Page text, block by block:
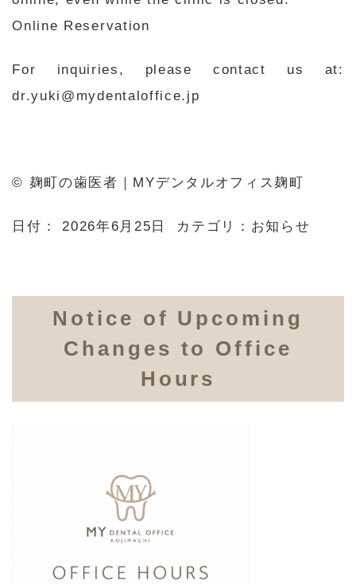
Online Reservation
For inquiries, please contact us at:
dr.yuki@mydentaloffice.jp
© 麹町の歯医者｜MYデンタルオフィス麹町
日付： 2026年6月25日 カテゴリ： お知らせ
Notice of Upcoming
Changes to Office
Hours